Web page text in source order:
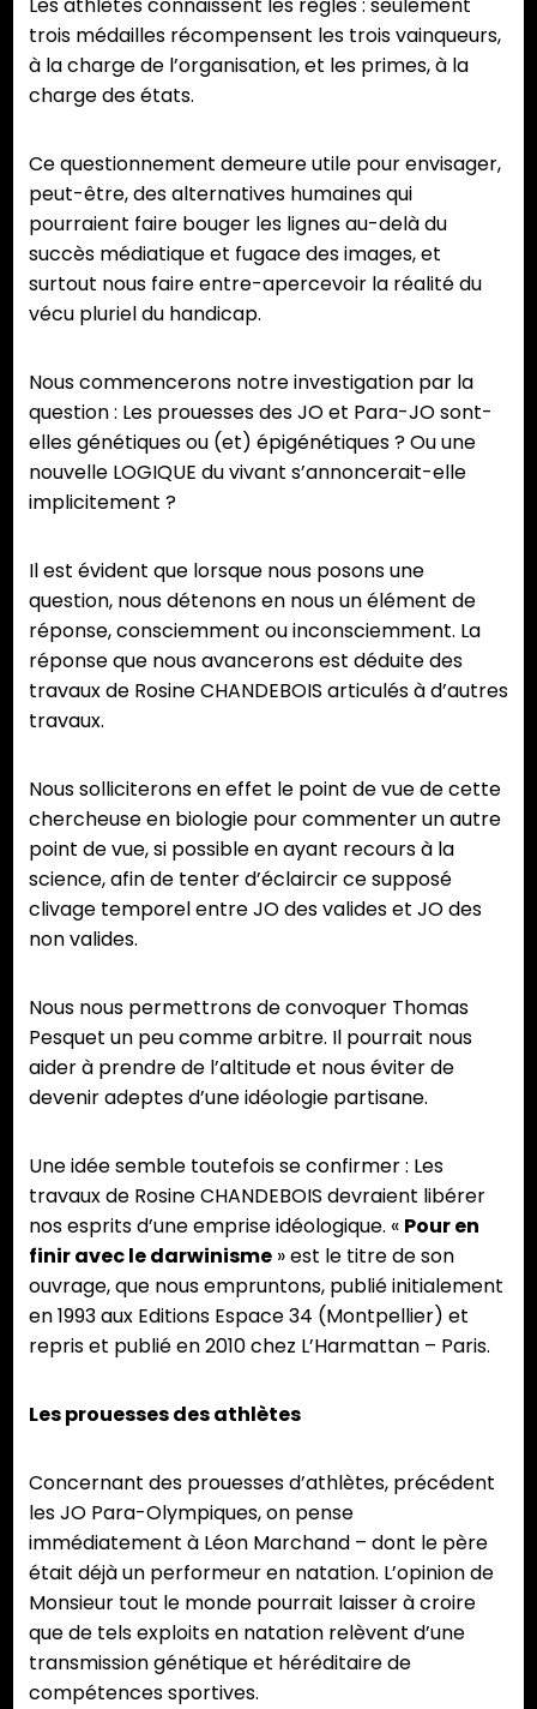
Les athlètes connaissent les règles : seulement
trois médailles récompensent les trois vainqueurs,
à la charge de l’organisation, et les primes, à la
charge des états.
Ce questionnement demeure utile pour envisager,
peut-être, des alternatives humaines qui
pourraient faire bouger les lignes au-delà du
succès médiatique et fugace des images, et
surtout nous faire entre-apercevoir la réalité du
vécu pluriel du handicap.
Nous commencerons notre investigation par la
question : Les prouesses des JO et Para-JO sont-
elles génétiques ou (et) épigénétiques ? Ou une
nouvelle LOGIQUE du vivant s’annoncerait-elle
implicitement ?
Il est évident que lorsque nous posons une
question, nous détenons en nous un élément de
réponse, consciemment ou inconsciemment. La
réponse que nous avancerons est déduite des
travaux de Rosine CHANDEBOIS articulés à d’autres
travaux.
Nous solliciterons en effet le point de vue de cette
chercheuse en biologie pour commenter un autre
point de vue, si possible en ayant recours à la
science, afin de tenter d’éclaircir ce supposé
clivage temporel entre JO des valides et JO des
non valides.
Nous nous permettrons de convoquer Thomas
Pesquet un peu comme arbitre. Il pourrait nous
aider à prendre de l’altitude et nous éviter de
devenir adeptes d’une idéologie partisane.
Une idée semble toutefois se confirmer : Les
travaux de Rosine CHANDEBOIS devraient libérer
nos esprits d’une emprise idéologique. « Pour en
finir avec le darwinisme » est le titre de son
ouvrage, que nous empruntons, publié initialement
en 1993 aux Editions Espace 34 (Montpellier) et
repris et publié en 2010 chez L’Harmattan – Paris.
Les prouesses des athlètes
Concernant des prouesses d’athlètes, précédent
les JO Para-Olympiques, on pense
immédiatement à Léon Marchand – dont le père
était déjà un performeur en natation. L’opinion de
Monsieur tout le monde pourrait laisser à croire
que de tels exploits en natation relèvent d’une
transmission génétique et héréditaire de
compétences sportives.